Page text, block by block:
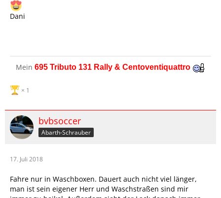
Dani
Mein 695 Tributo 131 Rally & Centoventiquattro
1
bvbsoccer
Abarth-Schrauber
17. Juli 2018
Fahre nur in Waschboxen. Dauert auch nicht viel länger,
man ist sein eigener Herr und Waschstraßen sind mir